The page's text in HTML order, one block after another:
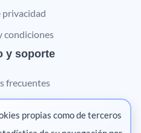
privacidad
condiciones
y soporte
frecuentes
digital
propias como de terceros